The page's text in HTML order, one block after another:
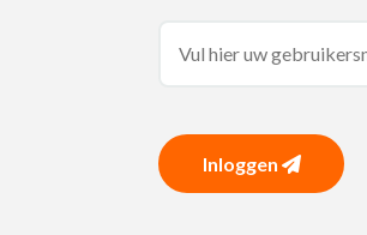
Inloggen